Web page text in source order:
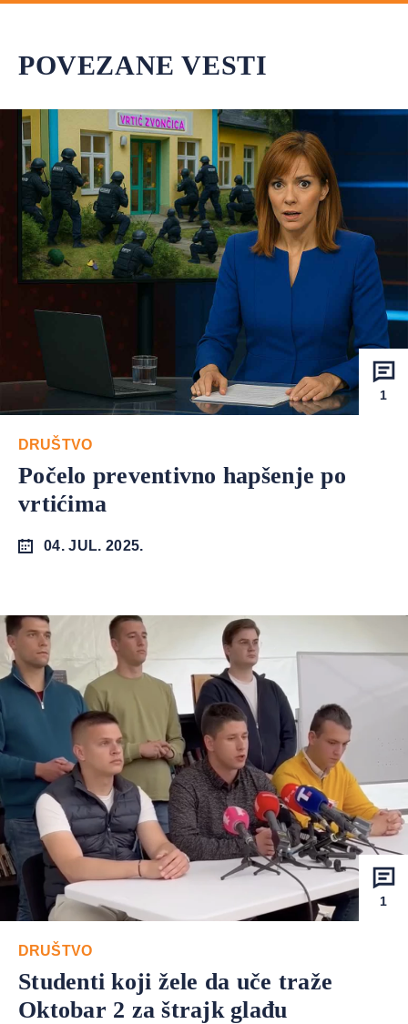
POVEZANE VESTI
1
DRUŠTVO
Počelo preventivno hapšenje po
vrtićima
04. JUL. 2025.
1
DRUŠTVO
Studenti koji žele da uče traže
Oktobar 2 za štrajk glađu